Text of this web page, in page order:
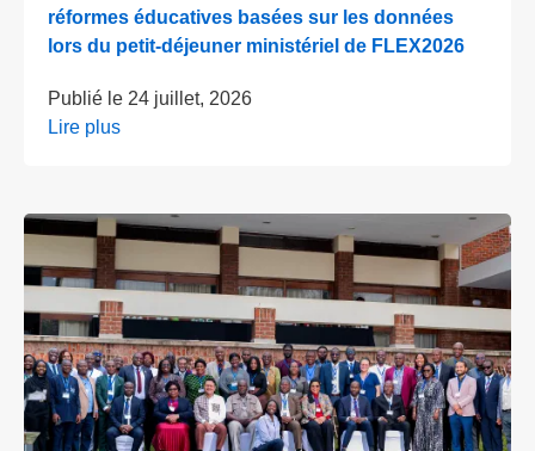
réformes éducatives basées sur les données
lors du petit-déjeuner ministériel de FLEX2026
Publié le 24 juillet, 2026
Lire plus